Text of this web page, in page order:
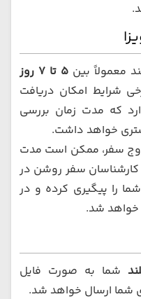
معمولاً بین
۵ تا ۷ روز
شرایط امکان دریافت
که مدت زمان بررسی
خواهد داشت.
سفر، ممکن است مدت
سفر روشن در
را پیگیری کرده و در
خواهد شد.
شما به صورت فایل
شما ارسال خواهد شد.